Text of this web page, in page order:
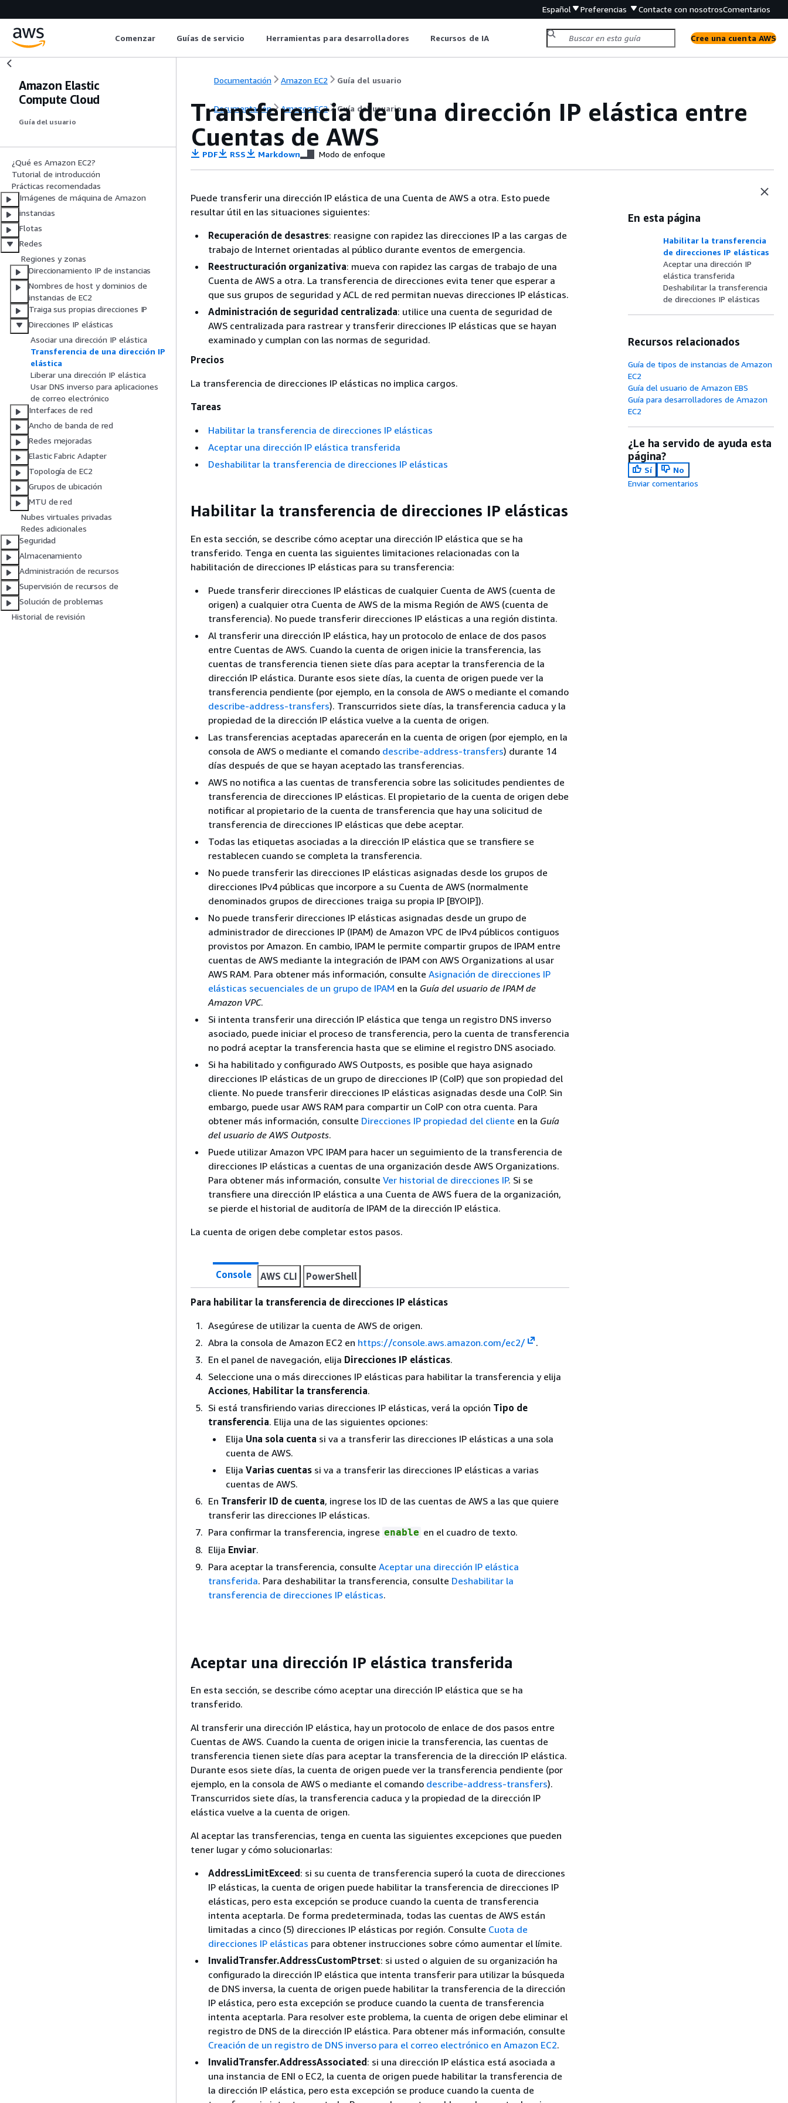
Español Preferencias Contacte con nosotrosComentarios
Comenzar Guías de servicio Herramientas para desarrolladores Recursos de IA Cree una cuenta AWS
Amazon Elastic
Compute Cloud
Guía del usuario
¿Qué es Amazon EC2?
Tutorial de introducción
Prácticas recomendadas
Imágenes de máquina de Amazon
instancias
Flotas
Redes
Regiones y zonas
Direccionamiento IP de instancias
Nombres de host y dominios de
instancias de EC2
Traiga sus propias direcciones IP
Direcciones IP elásticas
Asociar una dirección IP elástica
Transferencia de una dirección IP
elástica
Liberar una dirección IP elástica
Usar DNS inverso para aplicaciones
de correo electrónico
Interfaces de red
Ancho de banda de red
Redes mejoradas
Elastic Fabric Adapter
Topología de EC2
Grupos de ubicación
MTU de red
Nubes virtuales privadas
Redes adicionales
Seguridad
Almacenamiento
Administración de recursos
Supervisión de recursos de
Solución de problemas
Historial de revisión
Documentación Amazon EC2 Guía del usuario
Documentación Amazon EC2 Guía del usuario
Transferencia de una dirección IP elástica entre
Cuentas de AWS
PDF RSS Markdown Modo de enfoque
Puede transferir una dirección IP elástica de una Cuenta de AWS a otra. Esto puede
resultar útil en las situaciones siguientes:
Recuperación de desastres: reasigne con rapidez las direcciones IP a las cargas de
trabajo de Internet orientadas al público durante eventos de emergencia.
Reestructuración organizativa: mueva con rapidez las cargas de trabajo de una
Cuenta de AWS a otra. La transferencia de direcciones evita tener que esperar a
que sus grupos de seguridad y ACL de red permitan nuevas direcciones IP elásticas.
Administración de seguridad centralizada: utilice una cuenta de seguridad de
AWS centralizada para rastrear y transferir direcciones IP elásticas que se hayan
examinado y cumplan con las normas de seguridad.
Precios
La transferencia de direcciones IP elásticas no implica cargos.
Tareas
Habilitar la transferencia de direcciones IP elásticas
Aceptar una dirección IP elástica transferida
Deshabilitar la transferencia de direcciones IP elásticas
Habilitar la transferencia de direcciones IP elásticas
En esta sección, se describe cómo aceptar una dirección IP elástica que se ha
transferido. Tenga en cuenta las siguientes limitaciones relacionadas con la
habilitación de direcciones IP elásticas para su transferencia:
Puede transferir direcciones IP elásticas de cualquier Cuenta de AWS (cuenta de
origen) a cualquier otra Cuenta de AWS de la misma Región de AWS (cuenta de
transferencia). No puede transferir direcciones IP elásticas a una región distinta.
Al transferir una dirección IP elástica, hay un protocolo de enlace de dos pasos
entre Cuentas de AWS. Cuando la cuenta de origen inicie la transferencia, las
cuentas de transferencia tienen siete días para aceptar la transferencia de la
dirección IP elástica. Durante esos siete días, la cuenta de origen puede ver la
transferencia pendiente (por ejemplo, en la consola de AWS o mediante el comando
describe-address-transfers). Transcurridos siete días, la transferencia caduca y la
propiedad de la dirección IP elástica vuelve a la cuenta de origen.
Las transferencias aceptadas aparecerán en la cuenta de origen (por ejemplo, en la
consola de AWS o mediante el comando describe-address-transfers) durante 14
días después de que se hayan aceptado las transferencias.
AWS no notifica a las cuentas de transferencia sobre las solicitudes pendientes de
transferencia de direcciones IP elásticas. El propietario de la cuenta de origen debe
notificar al propietario de la cuenta de transferencia que hay una solicitud de
transferencia de direcciones IP elásticas que debe aceptar.
Todas las etiquetas asociadas a la dirección IP elástica que se transfiere se
restablecen cuando se completa la transferencia.
No puede transferir las direcciones IP elásticas asignadas desde los grupos de
direcciones IPv4 públicas que incorpore a su Cuenta de AWS (normalmente
denominados grupos de direcciones traiga su propia IP [BYOIP]).
No puede transferir direcciones IP elásticas asignadas desde un grupo de
administrador de direcciones IP (IPAM) de Amazon VPC de IPv4 públicos contiguos
provistos por Amazon. En cambio, IPAM le permite compartir grupos de IPAM entre
cuentas de AWS mediante la integración de IPAM con AWS Organizations al usar
AWS RAM. Para obtener más información, consulte Asignación de direcciones IP
elásticas secuenciales de un grupo de IPAM en la Guía del usuario de IPAM de
Amazon VPC.
Si intenta transferir una dirección IP elástica que tenga un registro DNS inverso
asociado, puede iniciar el proceso de transferencia, pero la cuenta de transferencia
no podrá aceptar la transferencia hasta que se elimine el registro DNS asociado.
Si ha habilitado y configurado AWS Outposts, es posible que haya asignado
direcciones IP elásticas de un grupo de direcciones IP (CoIP) que son propiedad del
cliente. No puede transferir direcciones IP elásticas asignadas desde una CoIP. Sin
embargo, puede usar AWS RAM para compartir un CoIP con otra cuenta. Para
obtener más información, consulte Direcciones IP propiedad del cliente en la Guía
del usuario de AWS Outposts.
Puede utilizar Amazon VPC IPAM para hacer un seguimiento de la transferencia de
direcciones IP elásticas a cuentas de una organización desde AWS Organizations.
Para obtener más información, consulte Ver historial de direcciones IP. Si se
transfiere una dirección IP elástica a una Cuenta de AWS fuera de la organización,
se pierde el historial de auditoría de IPAM de la dirección IP elástica.
La cuenta de origen debe completar estos pasos.
Console AWS CLI PowerShell
Para habilitar la transferencia de direcciones IP elásticas
Asegúrese de utilizar la cuenta de AWS de origen.
Abra la consola de Amazon EC2 en https://console.aws.amazon.com/ec2/
.
En el panel de navegación, elija Direcciones IP elásticas.
Seleccione una o más direcciones IP elásticas para habilitar la transferencia y elija
Acciones, Habilitar la transferencia.
Si está transfiriendo varias direcciones IP elásticas, verá la opción Tipo de
transferencia. Elija una de las siguientes opciones:
Elija Una sola cuenta si va a transferir las direcciones IP elásticas a una sola
cuenta de AWS.
Elija Varias cuentas si va a transferir las direcciones IP elásticas a varias
cuentas de AWS.
En Transferir ID de cuenta, ingrese los ID de las cuentas de AWS a las que quiere
transferir las direcciones IP elásticas.
Para confirmar la transferencia, ingrese enable en el cuadro de texto.
Elija Enviar.
Para aceptar la transferencia, consulte Aceptar una dirección IP elástica
transferida. Para deshabilitar la transferencia, consulte Deshabilitar la
transferencia de direcciones IP elásticas.
Aceptar una dirección IP elástica transferida
En esta sección, se describe cómo aceptar una dirección IP elástica que se ha
transferido.
Al transferir una dirección IP elástica, hay un protocolo de enlace de dos pasos entre
Cuentas de AWS. Cuando la cuenta de origen inicie la transferencia, las cuentas de
transferencia tienen siete días para aceptar la transferencia de la dirección IP elástica.
Durante esos siete días, la cuenta de origen puede ver la transferencia pendiente (por
ejemplo, en la consola de AWS o mediante el comando describe-address-transfers).
Transcurridos siete días, la transferencia caduca y la propiedad de la dirección IP
elástica vuelve a la cuenta de origen.
Al aceptar las transferencias, tenga en cuenta las siguientes excepciones que pueden
tener lugar y cómo solucionarlas:
AddressLimitExceed : si su cuenta de transferencia superó la cuota de direcciones
IP elásticas, la cuenta de origen puede habilitar la transferencia de direcciones IP
elásticas, pero esta excepción se produce cuando la cuenta de transferencia
intenta aceptarla. De forma predeterminada, todas las cuentas de AWS están
limitadas a cinco (5) direcciones IP elásticas por región. Consulte Cuota de
direcciones IP elásticas para obtener instrucciones sobre cómo aumentar el límite.
InvalidTransfer.AddressCustomPtrset: si usted o alguien de su organización ha
configurado la dirección IP elástica que intenta transferir para utilizar la búsqueda
de DNS inversa, la cuenta de origen puede habilitar la transferencia de la dirección
IP elástica, pero esta excepción se produce cuando la cuenta de transferencia
intenta aceptarla. Para resolver este problema, la cuenta de origen debe eliminar el
registro de DNS de la dirección IP elástica. Para obtener más información, consulte
Creación de un registro de DNS inverso para el correo electrónico en Amazon EC2.
InvalidTransfer.AddressAssociated : si una dirección IP elástica está asociada a
una instancia de ENI o EC2, la cuenta de origen puede habilitar la transferencia de
la dirección IP elástica, pero esta excepción se produce cuando la cuenta de
En esta página
Habilitar la transferencia
de direcciones IP elásticas
Aceptar una dirección IP
elástica transferida
Deshabilitar la transferencia
de direcciones IP elásticas
Recursos relacionados
Guía de tipos de instancias de Amazon
EC2
Guía del usuario de Amazon EBS
Guía para desarrolladores de Amazon
EC2
¿Le ha servido de ayuda esta
página?
Sí
No
Enviar comentarios